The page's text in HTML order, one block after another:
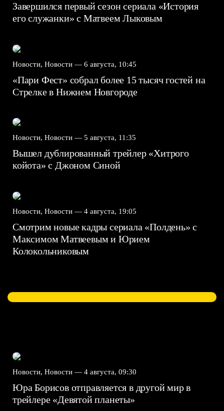
Завершился первый сезон сериала «История
его служанки» с Матвеем Лыковым
Новости, Новости — 6 августа, 10:45
«Пари Фест» собрал более 15 тысяч гостей на
Стрелке в Нижнем Новгороде
Новости, Новости — 5 августа, 11:35
Вышел дублированный трейлер «Хитрого
койота» с Джоном Синой
Новости, Новости — 4 августа, 19:05
Смотрим новые кадры сериала «Полдень» с
Максимом Матвеевым и Юрием
Колокольниковым
Новости, Новости — 4 августа, 09:30
Юра Борисов отправляется в другой мир в
трейлере «Девятой планеты»